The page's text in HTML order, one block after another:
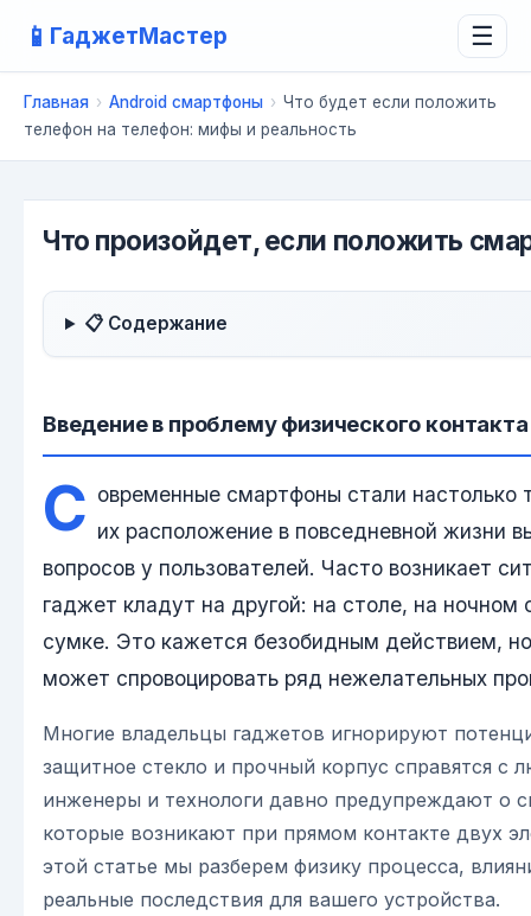
📱 ГаджетМастер ☰
Главная › Android смартфоны › Что будет если положить
телефон на телефон: мифы и реальность
Что произойдет, если положить
📋 Содержание
Введение в проблему физического
С овременные смартфоны стали настолько
их расположение в повседневной жизни
вопросов у пользователей. Часто возникает
гаджет кладут на другой: на столе, на ночном
сумке. Это кажется безобидным действием,
может спровоцировать ряд нежелательных
Многие владельцы гаджетов игнорируют
защитное стекло и прочный корпус справятся с
инженеры и технологи давно предупреждают о
которые возникают при прямом контакте двух
этой статье мы разберем физику процесса,
реальные последствия для вашего устройства.